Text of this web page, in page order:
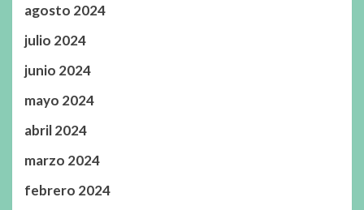
agosto 2024
julio 2024
junio 2024
mayo 2024
abril 2024
marzo 2024
febrero 2024